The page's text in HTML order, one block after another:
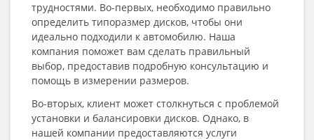
трудностями. Во-первых, необходимо правильно
определить типоразмер дисков, чтобы они
идеально подходили к автомобилю. Наша
компания поможет вам сделать правильный
выбор, предоставив подробную консультацию и
помощь в измерении размеров.
Во-вторых, клиент может столкнуться с проблемой
установки и балансировки дисков. Однако, в
нашей компании предоставляются услуги